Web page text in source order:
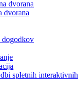
dvorana
dvorana
dogodkov
spletnih